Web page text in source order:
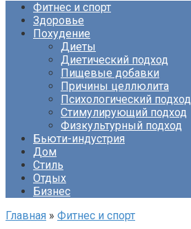
Фитнес и спорт
Здоровье
Похудение
Диеты
Диетический подход
Пищевые добавки
Причины целлюлита
Психологический подход
Стимулирующий подход
Физкультурный подход
Бьюти-индустрия
Дом
Стиль
Отдых
Бизнес
Главная » Фитнес и спорт